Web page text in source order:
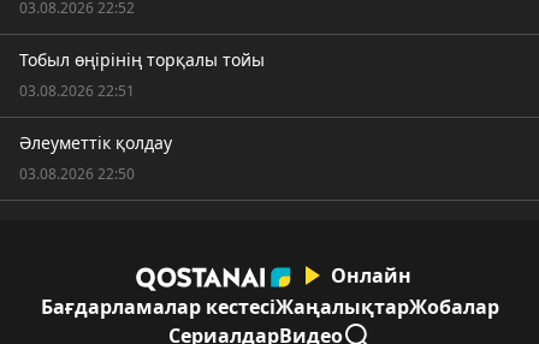
03.08.2026 22:52
Тобыл өңірінің торқалы тойы
03.08.2026 22:51
Әлеуметтік қолдау
03.08.2026 22:50
Онлайн
Бағдарламалар кестесіЖаңалықтарЖобалар
СериалдарВидео